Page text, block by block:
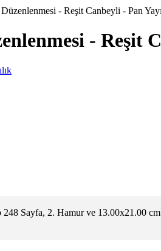
- Reşit Canbeyli - Pan
- Reşit
Sayfa, 2. Hamur ve 13.00x21.00 cm